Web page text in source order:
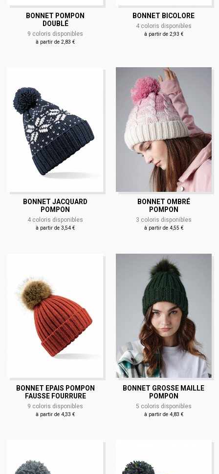
BONNET POMPON
DOUBLÉ
9 coloris disponibles
à partir de 2,83 €
BONNET BICOLORE
4 coloris disponibles
à partir de 2,93 €
BONNET JACQUARD
POMPON
4 coloris disponibles
à partir de 3,54 €
BONNET OMBRÉ
POMPON
3 coloris disponibles
à partir de 4,55 €
BONNET EPAIS POMPON
FAUSSE FOURRURE
9 coloris disponibles
à partir de 4,33 €
BONNET GROSSE MAILLE
POMPON
5 coloris disponibles
à partir de 4,83 €